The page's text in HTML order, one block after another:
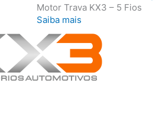
Motor Trava KX3 – 5 Fios
Saiba mais